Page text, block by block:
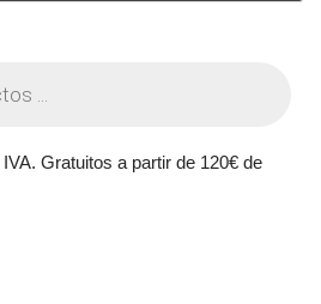
Gratuitos a partir de 120€ de